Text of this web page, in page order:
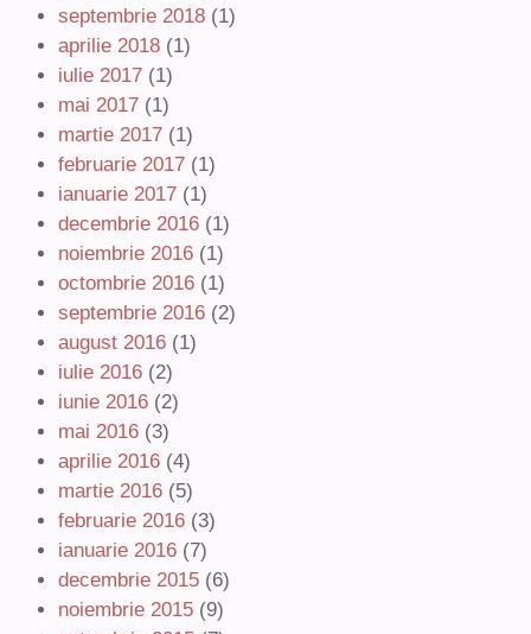
septembrie 2018 (1)
aprilie 2018 (1)
iulie 2017 (1)
mai 2017 (1)
martie 2017 (1)
februarie 2017 (1)
ianuarie 2017 (1)
decembrie 2016 (1)
noiembrie 2016 (1)
octombrie 2016 (1)
septembrie 2016 (2)
august 2016 (1)
iulie 2016 (2)
iunie 2016 (2)
mai 2016 (3)
aprilie 2016 (4)
martie 2016 (5)
februarie 2016 (3)
ianuarie 2016 (7)
decembrie 2015 (6)
noiembrie 2015 (9)